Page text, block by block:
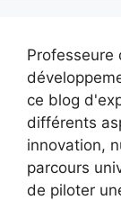
Professeure
ce blog
différents
innovation,
parcours
de piloter